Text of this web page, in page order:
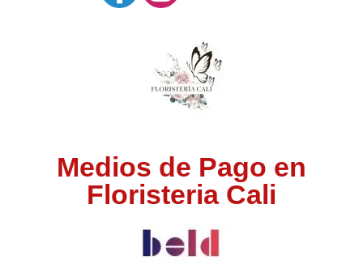
Medios de Pago en
Floristeria Cali